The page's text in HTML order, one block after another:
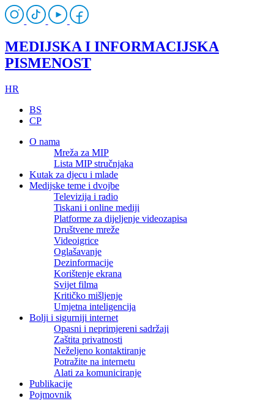
MEDIJSKA I INFORMACIJSKA
PISMENOST
HR
BS
CP
O nama
Mreža za MIP
Lista MIP stručnjaka
Kutak za djecu i mlade
Medijske teme i dvojbe
Televizija i radio
Tiskani i online mediji
Platforme za dijeljenje videozapisa
Društvene mreže
Videoigrice
Oglašavanje
Dezinformacije
Korištenje ekrana
Svijet filma
Kritičko mišljenje
Umjetna inteligencija
Bolji i sigurniji internet
Opasni i neprimjereni sadržaji
Zaštita privatnosti
Neželjeno kontaktiranje
Potražite na internetu
Alati za komuniciranje
Publikacije
Pojmovnik